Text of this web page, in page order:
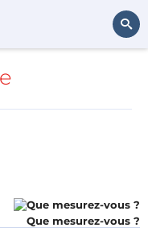
Que mesurez-vous ?